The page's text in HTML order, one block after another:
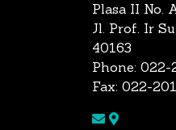
Plasa II No.
Jl. Prof. Ir
40163
Phone: 022-
Fax: 022-